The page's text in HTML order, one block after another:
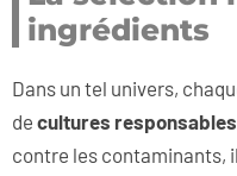
ingrédients
Dans un tel univers,
de cultures responsables
contre les contaminants,